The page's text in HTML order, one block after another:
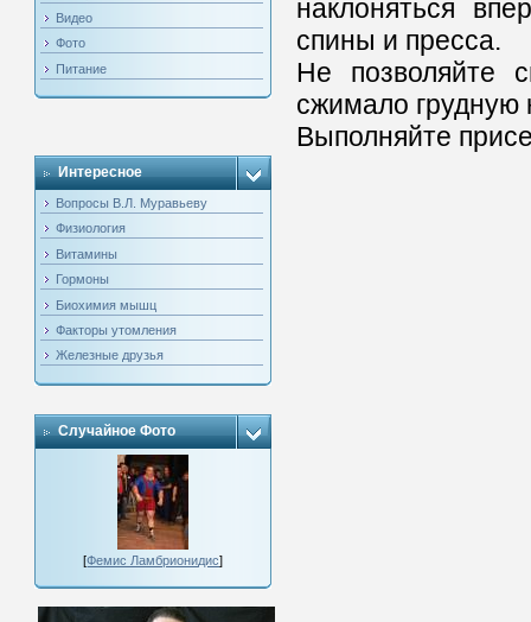
Видео
Фото
Питание
Интересное
Вопросы В.Л. Муравьеву
Физиология
Витамины
Гормоны
Биохимия мышц
Факторы утомления
Железные друзья
Случайное Фото
[Фемис Ламбрионидис]
наклоняться
спины и пресса.
Не позволяйте
сжимало грудную
Выполняйте